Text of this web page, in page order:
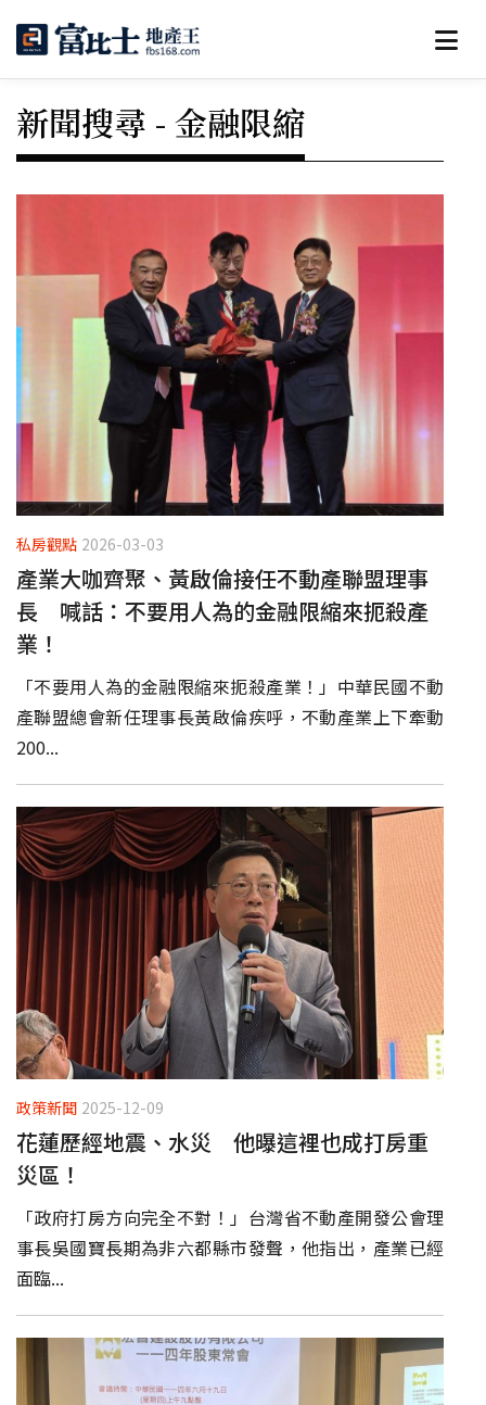
新聞搜尋 - 金融限縮
私房觀點 2026-03-03
產業大咖齊聚、黃啟倫接任不動產聯盟理事
長 喊話：不要用人為的金融限縮來扼殺產
業！
「不要用人為的金融限縮來扼殺產業！」中華民國不動
產聯盟總會新任理事長黃啟倫疾呼，不動產業上下牽動
200...
政策新聞 2025-12-09
花蓮歷經地震、水災 他曝這裡也成打房重
災區！
「政府打房方向完全不對！」台灣省不動產開發公會理
事長吳國寶長期為非六都縣市發聲，他指出，產業已經
面臨...